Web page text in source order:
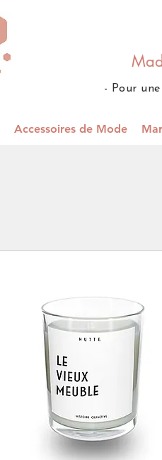
- Pour
Accessoires de Mode